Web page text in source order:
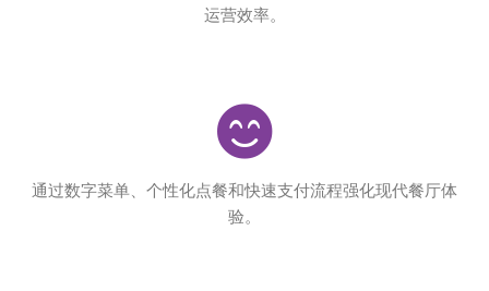
运营效率。
通过数字菜单、个性化点餐和快速支付流程强化现代餐厅体
验。